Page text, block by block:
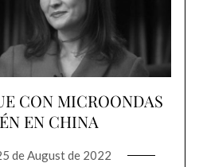
CON MICROONDAS
EN CHINA
de August de 2022